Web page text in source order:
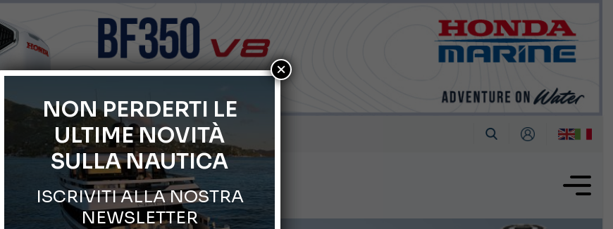
66° Salone Nautico Internazionale di Genova
Svelati i Mondiali di Wakeboard 2026
Cannes Yachting Festival 2026: tutte le novità attese a settembre
Montecristo Yachting, l’orologio per il diportista
NON PERDERTI LE
ULTIME NOVITÀ
SULLA NAUTICA
ISCRIVITI ALLA NOSTRA
NEWSLETTER
×